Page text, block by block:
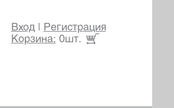
Вход|
Регистрация
Корзина: 0шт.